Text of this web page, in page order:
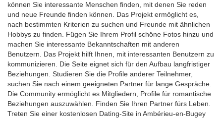
können Sie interessante Menschen finden, mit denen Sie reden
und neue Freunde finden können. Das Projekt ermöglicht es,
nach bestimmten Kriterien zu suchen und Freunde mit ähnlichen
Hobbys zu finden. Fügen Sie Ihrem Profil schöne Fotos hinzu und
machen Sie interessante Bekanntschaften mit anderen
Benutzern. Das Projekt hilft Ihnen, mit interessanten Benutzern zu
kommunizieren. Die Seite eignet sich für den Aufbau langfristiger
Beziehungen. Studieren Sie die Profile anderer Teilnehmer,
suchen Sie nach einem geeigneten Partner für lange Gespräche.
Die Community ermöglicht es Mitgliedern, Profile für romantische
Beziehungen auszuwählen. Finden Sie Ihren Partner fürs Leben.
Treten Sie einer kostenlosen Dating-Site in Ambérieu-en-Bugey